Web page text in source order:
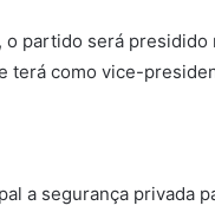
partido será presidido
terá como vice-
a segurança privada